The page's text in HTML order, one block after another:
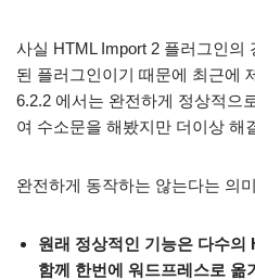
사실 HTML Import 2 플러그인의
된 플러그인이기 때문에 최근에
6.2.2 에서는 완전하게 정상적으
여 수소문을 해봤지만 더이상 해
완전하게 동작하는 않는다는 의
원래 정상적인 기능은 다수
함께 한번에 워드프레스로 옮